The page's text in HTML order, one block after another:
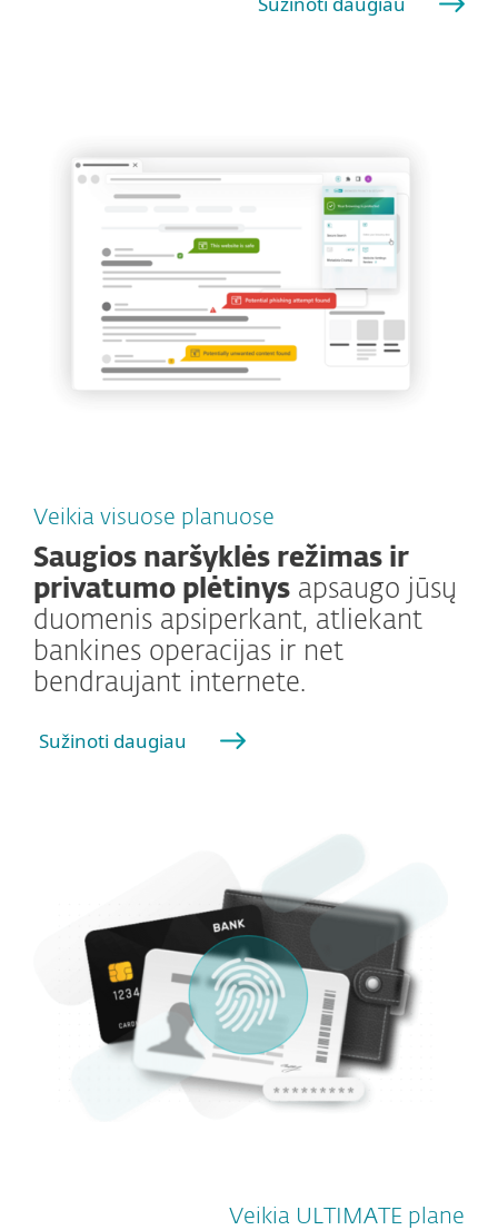
Veikia visuose planuose
Saugios naršyklės režimas ir
privatumo plėtinys apsaugo jūsų
duomenis apsiperkant, atliekant
bankines operacijas ir net
bendraujant internete.
Sužinoti daugiau
Veikia ULTIMATE plane